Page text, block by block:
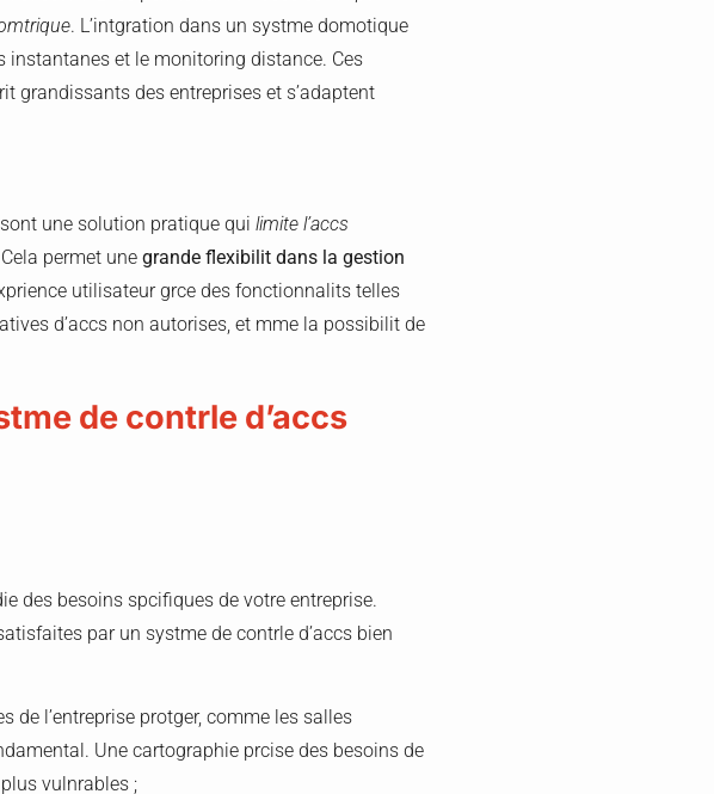
. L’intgration dans un systme domotique
et le monitoring distance. Ces
grandissants des entreprises et s’adaptent
une solution pratique quilimite l’accs
permet unegrande flexibilit dans la gestion
utilisateur grce des fonctionnalits telles
d’accs non autorises, et mme la possibilit de
de contrle d’accs
des besoins spcifiques de votre entreprise.
par un systme de contrle d’accs bien
de l’entreprise protger, comme les salles
Une cartographie prcise des besoins de
vulnrables ;